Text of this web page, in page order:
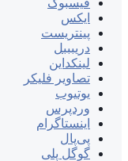
ایکس
پینتریست
دریبببل
لینکداین
تصاویر فلیکر
یوتیوب
وردپرس
اینستاگرام
پی‌پال
گوگل پلی